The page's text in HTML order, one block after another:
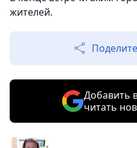
жителей.
Добавить
читать